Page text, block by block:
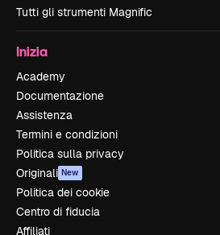
Tutti gli strumenti Magnific
Inizia
Academy
Documentazione
Assistenza
Termini e condizioni
Politica sulla privacy
Originali New
Politica dei cookie
Centro di fiducia
Affiliati